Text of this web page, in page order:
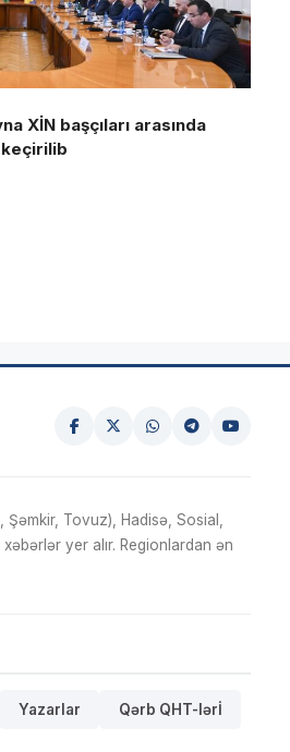
XİN başçıları arasında
Tovuz), Hadisə, Sosial,
yer alır. Regionlardan ən
Yazarlar Qərb QHT-lərİ